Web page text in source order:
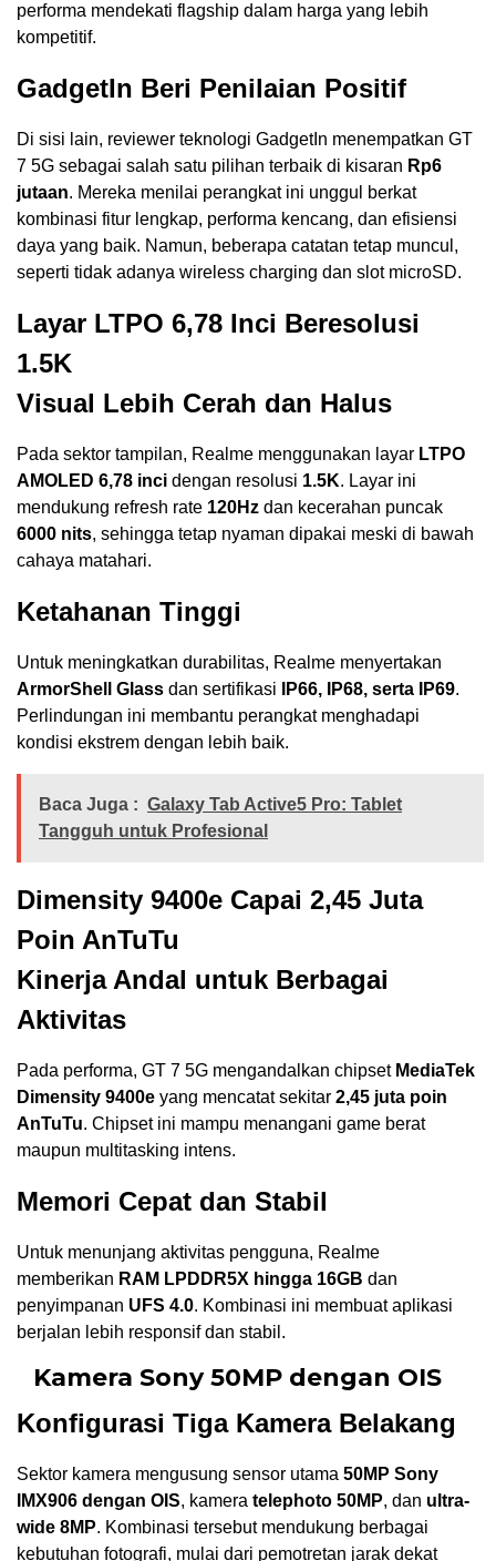
performa mendekati flagship dalam harga yang lebih
kompetitif.
GadgetIn Beri Penilaian Positif
Di sisi lain, reviewer teknologi GadgetIn menempatkan GT
7 5G sebagai salah satu pilihan terbaik di kisaran Rp6
jutaan. Mereka menilai perangkat ini unggul berkat
kombinasi fitur lengkap, performa kencang, dan efisiensi
daya yang baik. Namun, beberapa catatan tetap muncul,
seperti tidak adanya wireless charging dan slot microSD.
Layar LTPO 6,78 Inci Beresolusi
1.5K
Visual Lebih Cerah dan Halus
Pada sektor tampilan, Realme menggunakan layar LTPO
AMOLED 6,78 inci dengan resolusi 1.5K. Layar ini
mendukung refresh rate 120Hz dan kecerahan puncak
6000 nits, sehingga tetap nyaman dipakai meski di bawah
cahaya matahari.
Ketahanan Tinggi
Untuk meningkatkan durabilitas, Realme menyertakan
ArmorShell Glass dan sertifikasi IP66, IP68, serta IP69.
Perlindungan ini membantu perangkat menghadapi
kondisi ekstrem dengan lebih baik.
Baca Juga : Galaxy Tab Active5 Pro: Tablet
Tangguh untuk Profesional
Dimensity 9400e Capai 2,45 Juta
Poin AnTuTu
Kinerja Andal untuk Berbagai
Aktivitas
Pada performa, GT 7 5G mengandalkan chipset MediaTek
Dimensity 9400e yang mencatat sekitar 2,45 juta poin
AnTuTu. Chipset ini mampu menangani game berat
maupun multitasking intens.
Memori Cepat dan Stabil
Untuk menunjang aktivitas pengguna, Realme
memberikan RAM LPDDR5X hingga 16GB dan
penyimpanan UFS 4.0. Kombinasi ini membuat aplikasi
berjalan lebih responsif dan stabil.
Kamera Sony 50MP dengan OIS
Konfigurasi Tiga Kamera Belakang
Sektor kamera mengusung sensor utama 50MP Sony
IMX906 dengan OIS, kamera telephoto 50MP, dan ultra-
wide 8MP. Kombinasi tersebut mendukung berbagai
kebutuhan fotografi, mulai dari pemotretan jarak dekat